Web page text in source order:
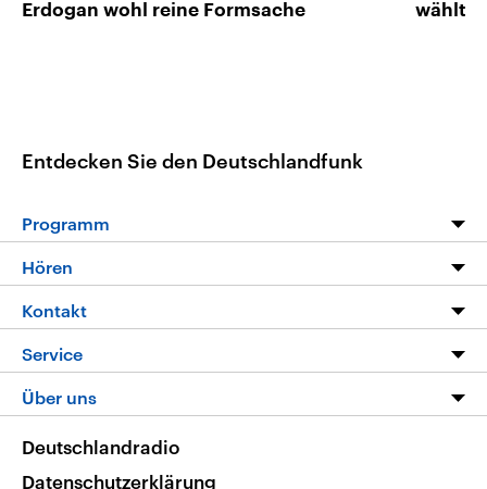
Erdogan wohl reine Formsache
wählt
Entdecken Sie den Deutschlandfunk
Programm
Programm
Die Nachrichten
Nachrichtenleicht
Neue Beiträge auf dlf.de
Hören
Livestream
Podcasts
Deutschlandfunk App
Nachrichten App
Frequenzen
Kontakt
Hörerservice
Service
FAQ
Veranstaltungen
Über uns
Deutschlandradio
Datenschutzerklärung